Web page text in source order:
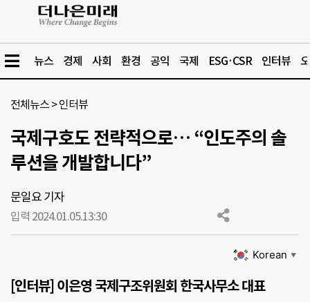
뉴스 경제 사회 환경 공익 국제 ESG·CSR 인터뷰
전체뉴스 >인터뷰
국제구호도 전략적으로… “인도주의 솔
루션을 개발합니다”
문일요 기자
입력 2024.01.05.13:30
Korean ▼
[인터뷰] 이은영 국제구조위원회 한국사무소 대표